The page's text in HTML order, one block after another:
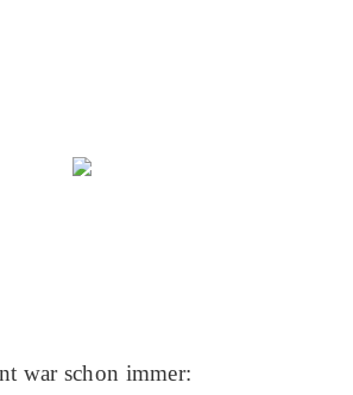
war schon immer: